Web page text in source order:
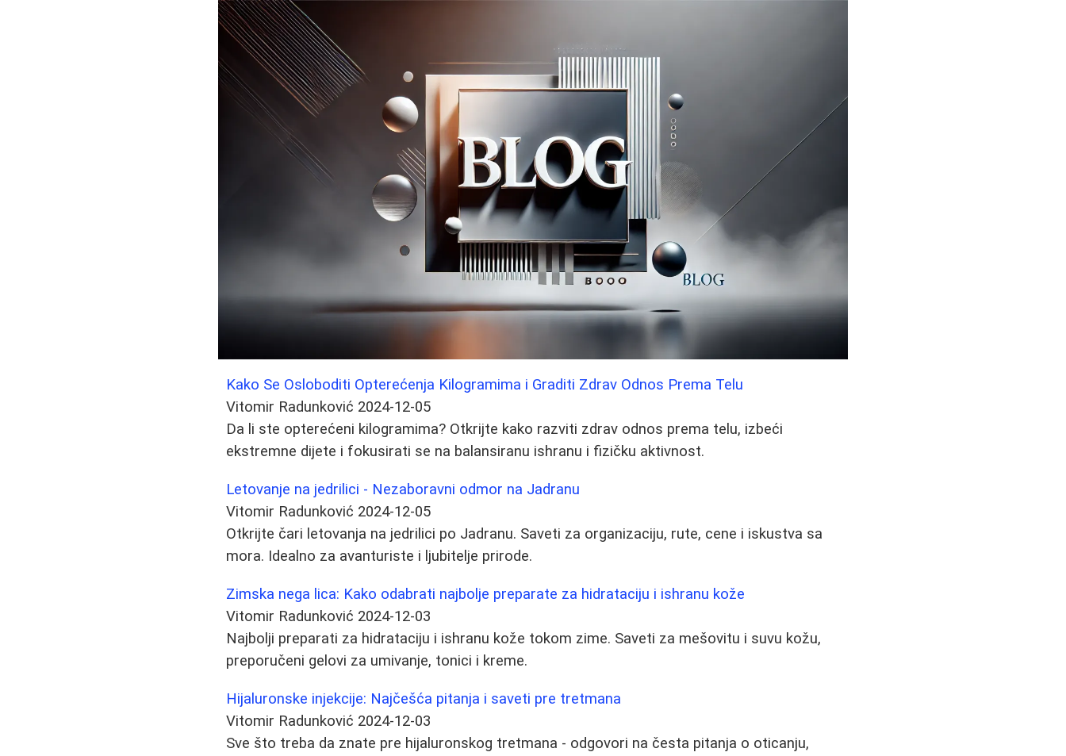
Kako Se Osloboditi Opterećenja Kilogramima i Graditi Zdrav Odnos Prema Telu
Vitomir Radunković 2024-12-05
Da li ste opterećeni kilogramima? Otkrijte kako razviti zdrav odnos prema telu, izbeći
ekstremne dijete i fokusirati se na balansiranu ishranu i fizičku aktivnost.
Letovanje na jedrilici - Nezaboravni odmor na Jadranu
Vitomir Radunković 2024-12-05
Otkrijte čari letovanja na jedrilici po Jadranu. Saveti za organizaciju, rute, cene i iskustva sa
mora. Idealno za avanturiste i ljubitelje prirode.
Zimska nega lica: Kako odabrati najbolje preparate za hidrataciju i ishranu kože
Vitomir Radunković 2024-12-03
Najbolji preparati za hidrataciju i ishranu kože tokom zime. Saveti za mešovitu i suvu kožu,
preporučeni gelovi za umivanje, tonici i kreme.
Hijaluronske injekcije: Najčešća pitanja i saveti pre tretmana
Vitomir Radunković 2024-12-03
Sve što treba da znate pre hijaluronskog tretmana - odgovori na česta pitanja o oticanju,